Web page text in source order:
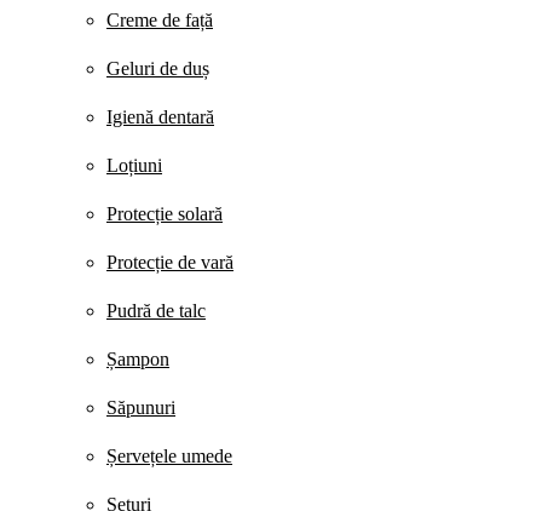
Creme de față
Geluri de duș
Igienă dentară
Loțiuni
Protecție solară
Protecție de vară
Pudră de talc
Șampon
Săpunuri
Șervețele umede
Seturi